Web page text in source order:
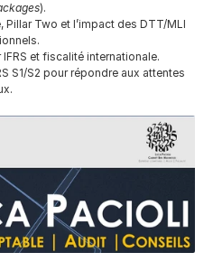
).
Two et l’impact des DTT/MLI
et fiscalité internationale.
S1/S2 pour répondre aux attentes